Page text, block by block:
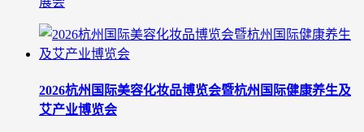
​2026杭州国际美容化妆品博览会暨杭州国际健康养生及
艾产业博览会